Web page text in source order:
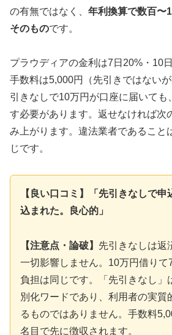
の有無ではなく、 年利換算で数百〜
そのものです。
プラウディアの金利は7日20%・10
手数料は5,000円（先引きではない
引きなしで10万円が口座に届いても
す必要があります。返せなければ次
み上がります。違法業者であること
じです。
【良い口コミ】「先引きなしで申
込まれた。良心的」
【注意点・論破】 先引きなしは返
一切影響しません。10万円借りて
負担は同じです。「先引きなし」
別化ワードであり、利用者の実質
るものではありません。手数料
名目で先に徴収されます。